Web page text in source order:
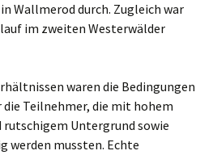
Wallmerod durch. Zugleich war
im zweiten Westerwälder
waren die Bedingungen
Teilnehmer, die mit hohem
rutschigem Untergrund sowie
werden mussten. Echte